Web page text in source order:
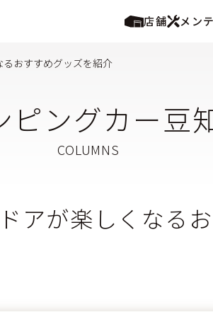
店舗 メン
おすすめグッズを紹介
ピングカー豆
アが楽しくなる